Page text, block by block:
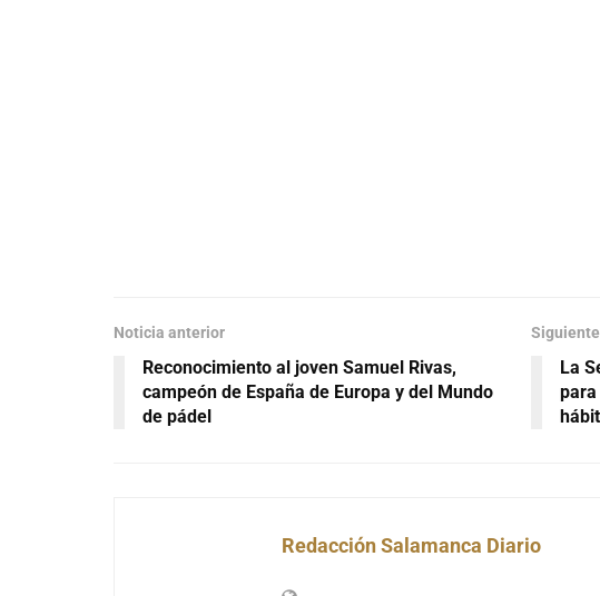
Noticia anterior
Reconocimiento al joven Samuel Rivas,
campeón de España de Europa y del Mundo
de pádel
La
Redacción Salamanca Diario